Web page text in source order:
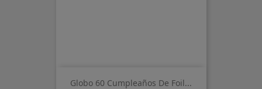
Globo 60 Cumpleaños De Foil...